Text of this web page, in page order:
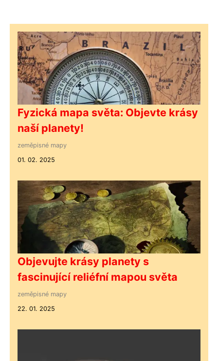
Fyzická mapa světa: Objevte krásy
naší planety!
zeměpisné mapy
01. 02. 2025
Objevujte krásy planety s
fascinující reliéfní mapou světa
zeměpisné mapy
22. 01. 2025